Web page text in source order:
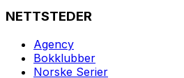
NETTSTEDER
Agency
Bokklubber
Norske Serier